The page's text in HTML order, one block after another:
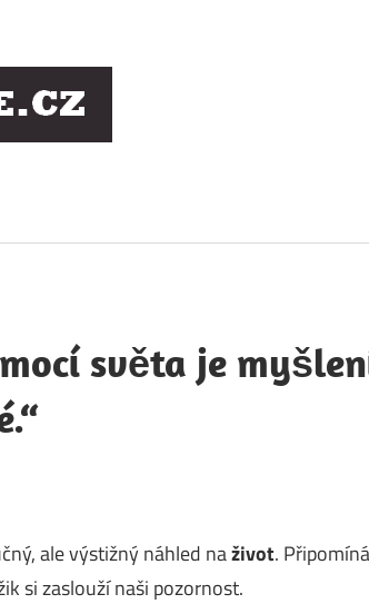
osobností
světa je
ale výstižný náhled naživot.
si zaslouží naši pozornost.